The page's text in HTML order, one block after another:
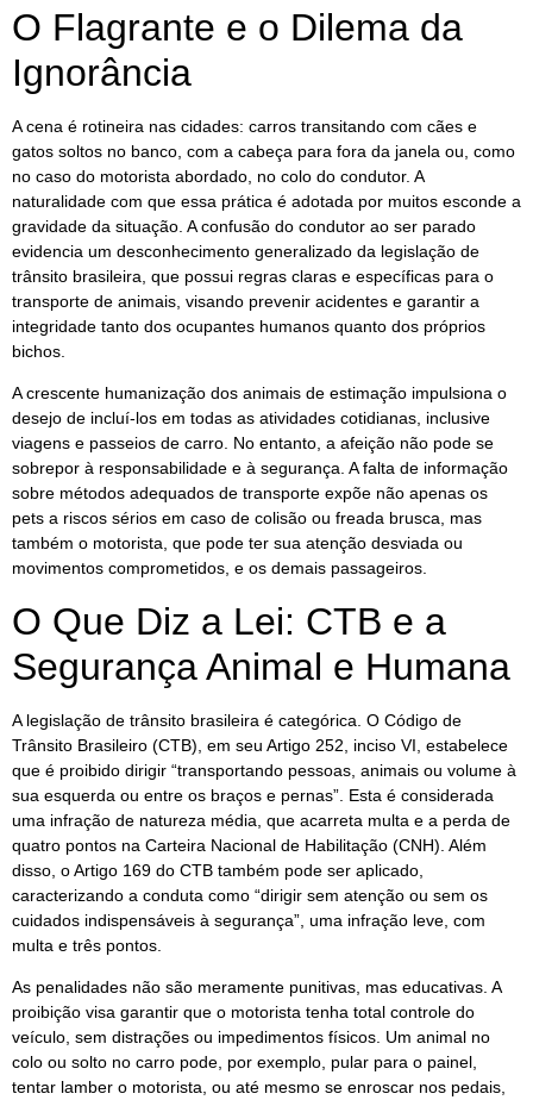
O Flagrante e o Dilema da
Ignorância
A cena é rotineira nas cidades: carros transitando com cães e
gatos soltos no banco, com a cabeça para fora da janela ou, como
no caso do motorista abordado, no colo do condutor. A
naturalidade com que essa prática é adotada por muitos esconde a
gravidade da situação. A confusão do condutor ao ser parado
evidencia um desconhecimento generalizado da legislação de
trânsito brasileira, que possui regras claras e específicas para o
transporte de animais, visando prevenir acidentes e garantir a
integridade tanto dos ocupantes humanos quanto dos próprios
bichos.
A crescente humanização dos animais de estimação impulsiona o
desejo de incluí-los em todas as atividades cotidianas, inclusive
viagens e passeios de carro. No entanto, a afeição não pode se
sobrepor à responsabilidade e à segurança. A falta de informação
sobre métodos adequados de transporte expõe não apenas os
pets a riscos sérios em caso de colisão ou freada brusca, mas
também o motorista, que pode ter sua atenção desviada ou
movimentos comprometidos, e os demais passageiros.
O Que Diz a Lei: CTB e a
Segurança Animal e Humana
A legislação de trânsito brasileira é categórica. O Código de
Trânsito Brasileiro (CTB), em seu Artigo 252, inciso VI, estabelece
que é proibido dirigir “transportando pessoas, animais ou volume à
sua esquerda ou entre os braços e pernas”. Esta é considerada
uma infração de natureza média, que acarreta multa e a perda de
quatro pontos na Carteira Nacional de Habilitação (CNH). Além
disso, o Artigo 169 do CTB também pode ser aplicado,
caracterizando a conduta como “dirigir sem atenção ou sem os
cuidados indispensáveis à segurança”, uma infração leve, com
multa e três pontos.
As penalidades não são meramente punitivas, mas educativas. A
proibição visa garantir que o motorista tenha total controle do
veículo, sem distrações ou impedimentos físicos. Um animal no
colo ou solto no carro pode, por exemplo, pular para o painel,
tentar lamber o motorista, ou até mesmo se enroscar nos pedais,